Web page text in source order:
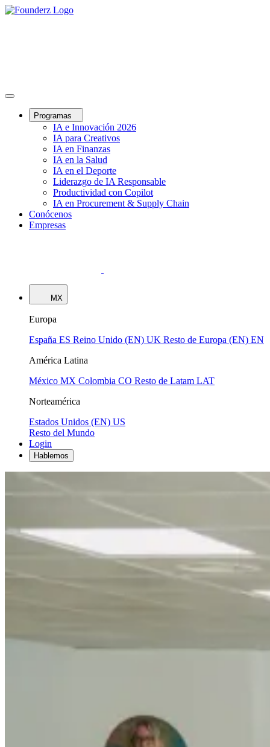
Programas
IA e Innovación 2026
IA para Creativos
IA en Finanzas
IA en la Salud
IA en el Deporte
Liderazgo de IA Responsable
Productividad con Copilot
IA en Procurement & Supply Chain
Conócenos
Empresas
MX
Europa
España ES Reino Unido (EN) UK Resto de Europa (EN) EN
América Latina
México MX Colombia CO Resto de Latam LAT
Norteamérica
Estados Unidos (EN) US
Resto del Mundo
Login
Hablemos